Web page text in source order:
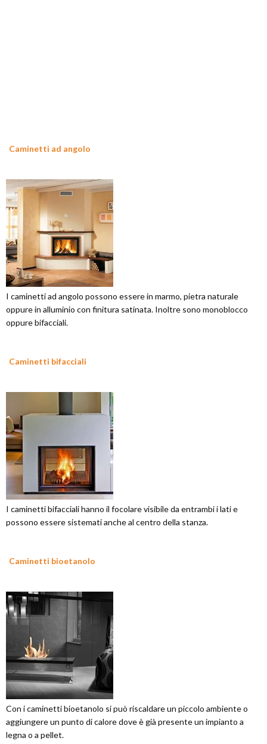
Caminetti ad angolo
I caminetti ad angolo possono essere in marmo, pietra naturale
oppure in alluminio con finitura satinata. Inoltre sono monoblocco
oppure bifacciali.
Caminetti bifacciali
I caminetti bifacciali hanno il focolare visibile da entrambi i lati e
possono essere sistemati anche al centro della stanza.
Caminetti bioetanolo
Con i caminetti bioetanolo si può riscaldare un piccolo ambiente o
aggiungere un punto di calore dove è già presente un impianto a
legna o a pellet.